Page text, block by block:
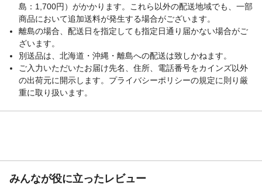
島：1,700円）がかかります。これら以外の配送地域でも、一部
商品において追加送料が発生する場合がございます。
離島の場合、配送日を指定しても指定日通り届かない場合がご
ざいます。
別送品は、北海道・沖縄・離島への配送は致しかねます。
ご入力いただいたお届け先名、住所、電話番号をカインズ以外
の出荷元に開示します。プライバシーポリシーの規定に則り厳
重に取り扱います。
みんなが役に立ったレビュー